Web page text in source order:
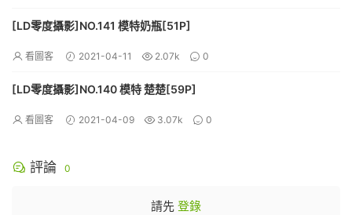
[LD零度攝影]NO.141 模特奶瓶[51P]
看圖客 2021-04-11 2.07k 0
[LD零度攝影]NO.140 模特 楚楚[59P]
看圖客 2021-04-09 3.07k 0
評論 0
請先 登錄